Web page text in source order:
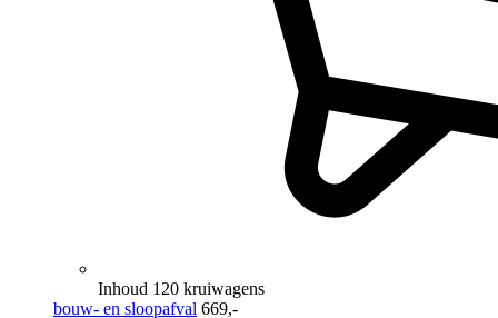
Inhoud 120 kruiwagens
bouw- en sloopafval 669,-